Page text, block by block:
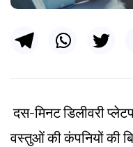
दस-मिनट डिलीवरी
वस्तुओं की कंपनियों की